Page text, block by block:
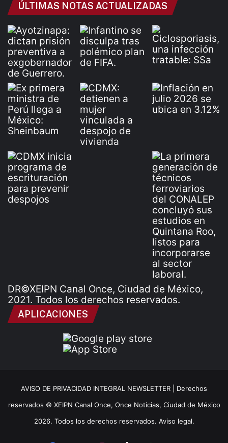
ÚLTIMAS NOTAS ACTUALIZADAS
DR©XEIPN Canal Once, Ciudad de México,
2021. Todos los derechos reservados.
APLICACIONES
AVISO DE PRIVACIDAD INTEGRAL NEWSLETTER | Derechos
reservados © XEIPN Canal Once, Once Noticias, Ciudad de México
2026. Todos los derechos reservados. Aviso legal.